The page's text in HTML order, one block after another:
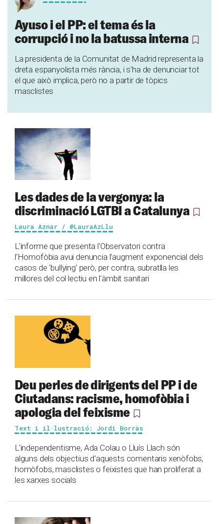
Ayuso i el PP: el tema és la
corrupció i no la batussa interna
La presidenta de la Comunitat de Madrid representa la
dreta espanyolista més rància, i s'ha de denunciar tot
el que això implica, però no a partir de tòpics
masclistes
Les dades de la vergonya: la
discriminació LGTBI a Catalunya
Laura Aznar / @LauraAzLlu
L'informe que presenta l'Observatori contra
l'Homofòbia avui denuncia l'augment exponencial dels
casos de 'bullying' però, per contra, subratlla les
millores del col·lectiu en l'àmbit sanitari
Deu perles de dirigents del PP i de
Ciutadans: racisme, homofòbia i
apologia del feixisme
Text i il·lustració: Jordi Borràs
L'independentisme, Ada Colau o Lluís Llach són
alguns dels objectius d'aquests comentaris xenòfobs,
homòfobs, masclistes o feixistes que han proliferat a
les xarxes socials